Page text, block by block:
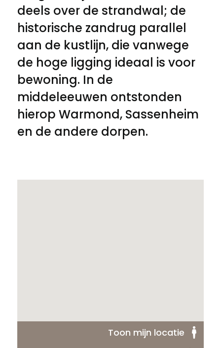
deels over de strandwal; de
historische zandrug parallel
aan de kustlijn, die vanwege
de hoge ligging ideaal is voor
bewoning. In de
middeleeuwen ontstonden
hierop Warmond, Sassenheim
en de andere dorpen.
Toon mijn locatie